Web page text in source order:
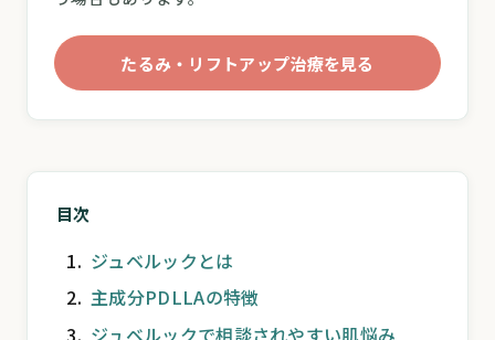
たるみ・リフトアップ治療を見る
目次
ジュベルックとは
主成分PDLLAの特徴
ジュベルックで相談されやすい肌悩み